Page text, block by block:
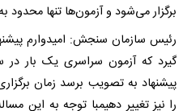
برگزار می‌شود و آزمون‌ها تنها محدود
رئیس سازمان سنجش: امیدوارم
گیرد که آزمون سراسری یک بار در
پیشنهاد به تصویب برسد زمان
را نیز تغییر دهیمبا توجه به این